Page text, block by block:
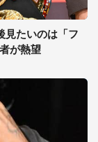
見たいのは「フ
が熱望